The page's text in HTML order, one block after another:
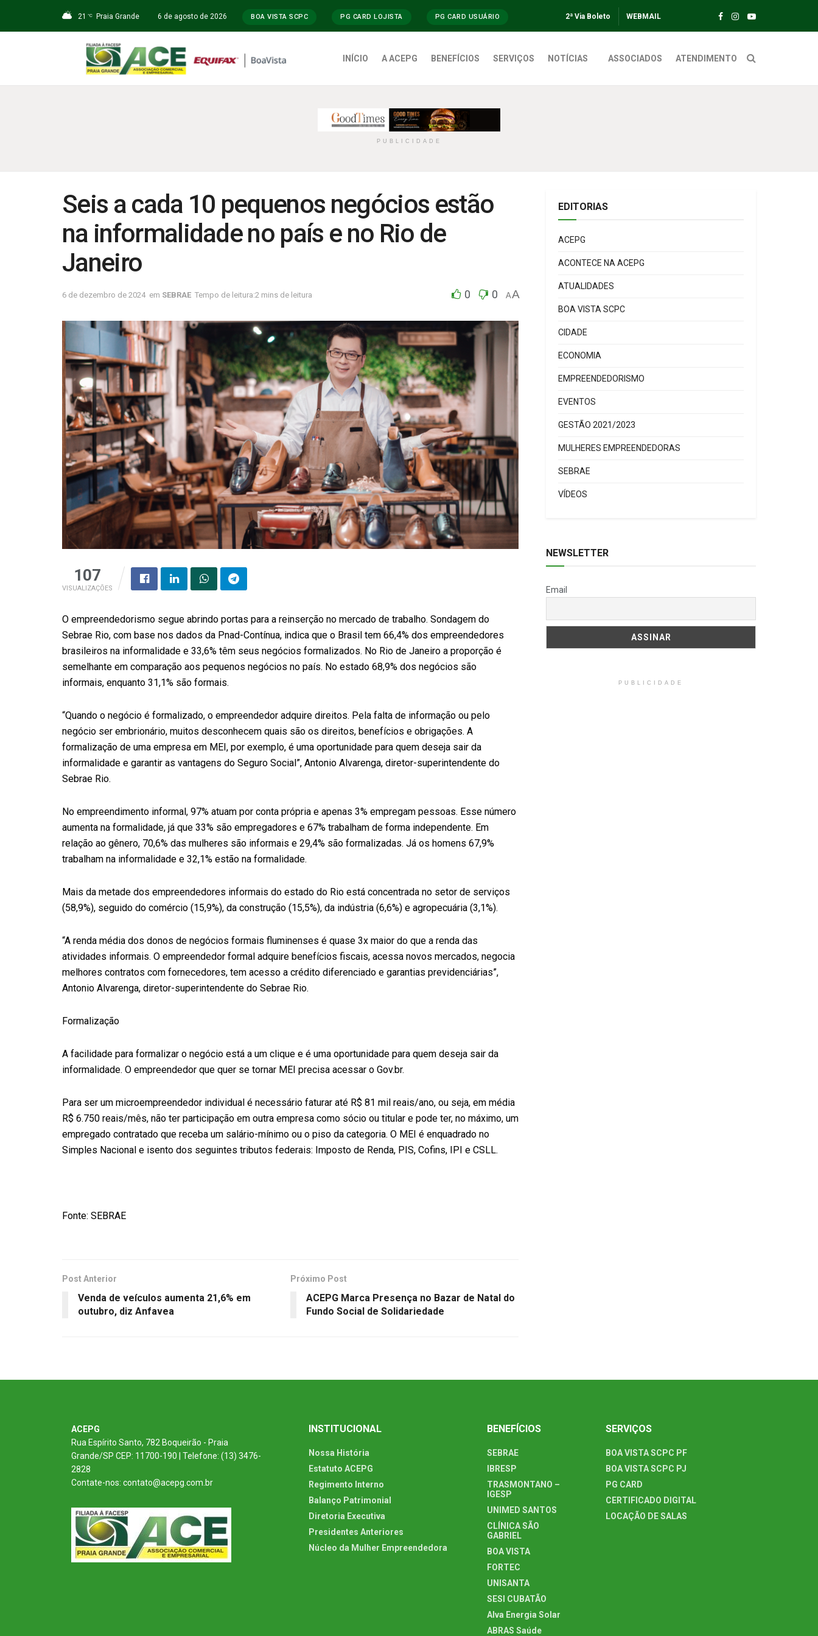
21 °C Praia Grande 6 de agosto de 2026 BOA VISTA SCPC PG CARD LOJISTA PG CARD USUÁRIO 2ª Via Boleto WEBMAIL
INÍCIO A ACEPG BENEFÍCIOS SERVIÇOS NOTÍCIAS ASSOCIADOS ATENDIMENTO
PUBLICIDADE
Seis a cada 10 pequenos negócios estão
na informalidade no país e no Rio de
Janeiro
6 de dezembro de 2024 em SEBRAE Tempo de leitura:2 mins de leitura 0 0 AA
107
VISUALIZAÇÕES
O empreendedorismo segue abrindo portas para a reinserção no mercado de trabalho. Sondagem do
Sebrae Rio, com base nos dados da Pnad-Contínua, indica que o Brasil tem 66,4% dos empreendedores
brasileiros na informalidade e 33,6% têm seus negócios formalizados. No Rio de Janeiro a proporção é
semelhante em comparação aos pequenos negócios no país. No estado 68,9% dos negócios são
informais, enquanto 31,1% são formais.
“Quando o negócio é formalizado, o empreendedor adquire direitos. Pela falta de informação ou pelo
negócio ser embrionário, muitos desconhecem quais são os direitos, benefícios e obrigações. A
formalização de uma empresa em MEI, por exemplo, é uma oportunidade para quem deseja sair da
informalidade e garantir as vantagens do Seguro Social”, Antonio Alvarenga, diretor-superintendente do
Sebrae Rio.
No empreendimento informal, 97% atuam por conta própria e apenas 3% empregam pessoas. Esse número
aumenta na formalidade, já que 33% são empregadores e 67% trabalham de forma independente. Em
relação ao gênero, 70,6% das mulheres são informais e 29,4% são formalizadas. Já os homens 67,9%
trabalham na informalidade e 32,1% estão na formalidade.
Mais da metade dos empreendedores informais do estado do Rio está concentrada no setor de serviços
(58,9%), seguido do comércio (15,9%), da construção (15,5%), da indústria (6,6%) e agropecuária (3,1%).
“A renda média dos donos de negócios formais fluminenses é quase 3x maior do que a renda das
atividades informais. O empreendedor formal adquire benefícios fiscais, acessa novos mercados, negocia
melhores contratos com fornecedores, tem acesso a crédito diferenciado e garantias previdenciárias”,
Antonio Alvarenga, diretor-superintendente do Sebrae Rio.
Formalização
A facilidade para formalizar o negócio está a um clique e é uma oportunidade para quem deseja sair da
informalidade. O empreendedor que quer se tornar MEI precisa acessar o Gov.br.
Para ser um microempreendedor individual é necessário faturar até R$ 81 mil reais/ano, ou seja, em média
R$ 6.750 reais/mês, não ter participação em outra empresa como sócio ou titular e pode ter, no máximo, um
empregado contratado que receba um salário-mínimo ou o piso da categoria. O MEI é enquadrado no
Simples Nacional e isento dos seguintes tributos federais: Imposto de Renda, PIS, Cofins, IPI e CSLL.
Fonte: SEBRAE
Post Anterior
Venda de veículos aumenta 21,6% em
outubro, diz Anfavea
Próximo Post
ACEPG Marca Presença no Bazar de Natal do
Fundo Social de Solidariedade
EDITORIAS
ACEPG
ACONTECE NA ACEPG
ATUALIDADES
BOA VISTA SCPC
CIDADE
ECONOMIA
EMPREENDEDORISMO
EVENTOS
GESTÃO 2021/2023
MULHERES EMPREENDEDORAS
SEBRAE
VÍDEOS
NEWSLETTER
Email
PUBLICIDADE
ACEPG
Rua Espírito Santo, 782 Boqueirão - Praia
Grande/SP CEP: 11700-190 | Telefone: (13) 3476-
2828
Contate-nos: contato@acepg.com.br
INSTITUCIONAL
Nossa História
Estatuto ACEPG
Regimento Interno
Balanço Patrimonial
Diretoria Executiva
Presidentes Anteriores
Núcleo da Mulher Empreendedora
BENEFÍCIOS
SEBRAE
IBRESP
TRASMONTANO –
IGESP
UNIMED SANTOS
CLÍNICA SÃO
GABRIEL
BOA VISTA
FORTEC
UNISANTA
SESI CUBATÃO
Alva Energia Solar
ABRAS Saúde
SERVIÇOS
BOA VISTA SCPC PF
BOA VISTA SCPC PJ
PG CARD
CERTIFICADO DIGITAL
LOCAÇÃO DE SALAS